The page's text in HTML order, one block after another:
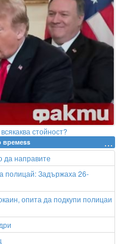
стойност?
времеss
да направите
полицай: Задържаха 26-
опита да подкупи полицаи